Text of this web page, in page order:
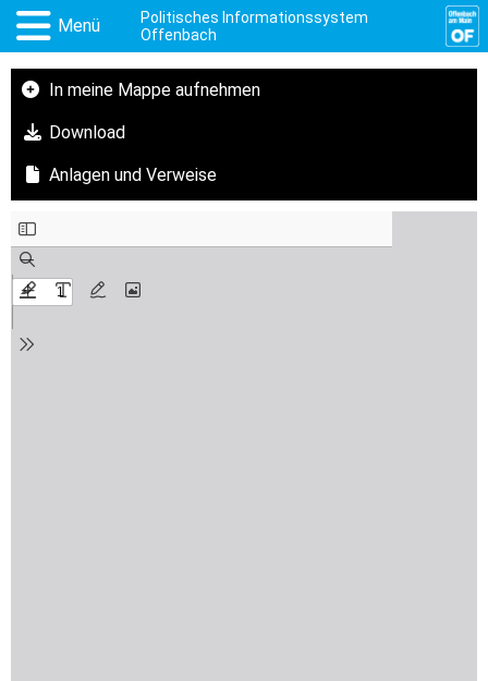
Menü
Politisches Informationssystem
Offenbach
In meine Mappe aufnehmen
Download
Anlagen und Verweise